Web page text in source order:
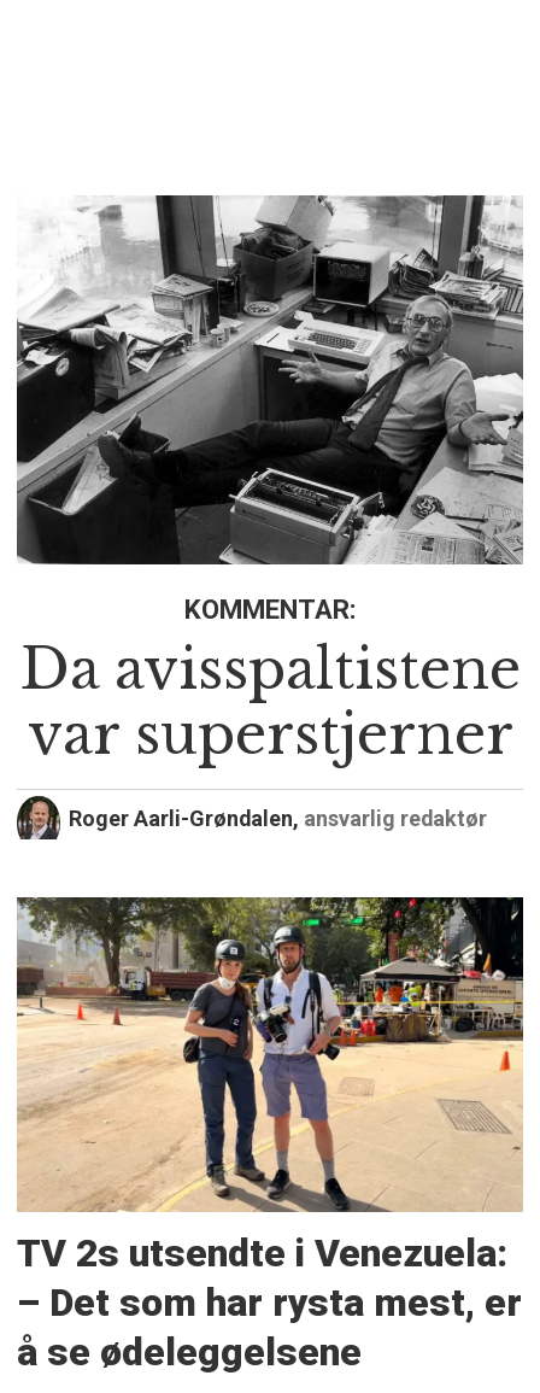
KOMMENTAR:
Da avisspaltistene
var superstjerner
Roger Aarli-Grøndalen, ansvarlig redaktør
TV 2s utsendte i Venezuela:
– Det som har rysta mest, er
å se ødeleggelsene